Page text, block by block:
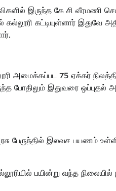
இருந்த கே சி வீரமணி
கல்லூரி கட்டியுள்ளார் இதுவே
அமைக்கப்பட 75 ஏக்கர்
போதிலும் இதுவரை ஒப்புதல்
பேருந்தில் இலவச பயணம்
பயின்று வந்த நிலையில்